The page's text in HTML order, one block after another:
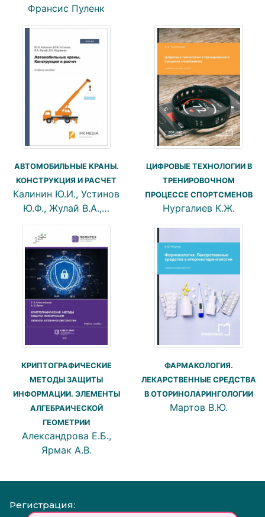
Франсис Пуленк
АВТОМОБИЛЬНЫЕ КРАНЫ.
КОНСТРУКЦИЯ И РАСЧЕТ
Калинин Ю.И., Устинов
Ю.Ф., Жулай В.А.,…
ЦИФРОВЫЕ ТЕХНОЛОГИИ В
ТРЕНИРОВОЧНОМ
ПРОЦЕССЕ СПОРТСМЕНОВ
Нургалиев К.Ж.
КРИПТОГРАФИЧЕСКИЕ
МЕТОДЫ ЗАЩИТЫ
ИНФОРМАЦИИ. ЭЛЕМЕНТЫ
АЛГЕБРАИЧЕСКОЙ
ГЕОМЕТРИИ
Александрова Е.Б.,
Ярмак А.В.
ФАРМАКОЛОГИЯ.
ЛЕКАРСТВЕННЫЕ СРЕДСТВА
В ОТОРИНОЛАРИНГОЛОГИИ
Мартов В.Ю.
Регистрация: